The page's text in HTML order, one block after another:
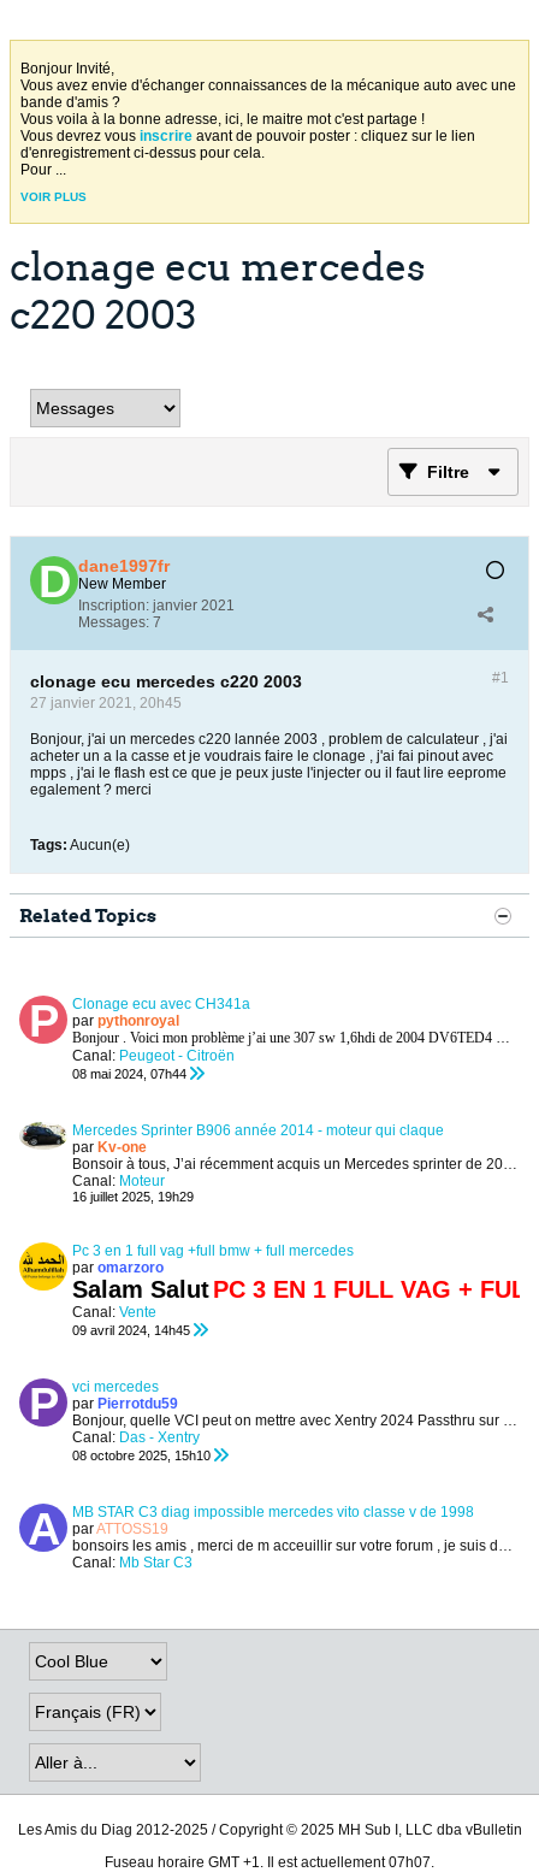
Bonjour Invité,
Vous avez envie d'échanger connaissances de la mécanique auto avec une
bande d'amis ?
Vous voila à la bonne adresse, ici, le maitre mot c'est partage !
Vous devrez vous inscrire avant de pouvoir poster : cliquez sur le lien
d'enregistrement ci-dessus pour cela.
Pour ...
VOIR PLUS
clonage ecu mercedes
c220 2003
Filtre
dane1997fr
New Member
Inscription: janvier 2021
Messages: 7
#1
clonage ecu mercedes c220 2003
27 janvier 2021, 20h45
Bonjour, j'ai un mercedes c220 lannée 2003 , problem de calculateur , j'ai
acheter un a la casse et je voudrais faire le clonage , j'ai fai pinout avec
mpps , j'ai le flash est ce que je peux juste l'injecter ou il faut lire eeprome
egalement ? merci
Tags: Aucun(e)
Related Topics
Clonage ecu avec CH341a
par pythonroyal
Bonjour . Voici mon problème j’ai une 307 sw 1,6hdi de 2004 DV6TED4 Mon
Canal: Peugeot - Citroën
08 mai 2024, 07h44
Mercedes Sprinter B906 année 2014 - moteur qui claque
par Kv-one
Bonsoir à tous, J’ai récemment acquis un Mercedes sprinter de 2014, moteur 906, qui n’a apparemment pas été utilisé depuis presque 2 ans....
Canal: Moteur
16 juillet 2025, 19h29
Pc 3 en 1 full vag +full bmw + full mercedes
par omarzoro
Salam SalutPC 3 EN 1 FULL VAG +
Canal: Vente
09 avril 2024, 14h45
vci mercedes
par Pierrotdu59
Bonjour, quelle VCI peut on mettre avec Xentry 2024 Passthru sur w10 64? Merci
Canal: Das - Xentry
08 octobre 2025, 15h10
MB STAR C3 diag impossible mercedes vito classe v de 1998
parATTOSS19
bonsoirs les amis , merci de m acceuillir sur votre forum , je suis de la correze , a uzerche
Canal: Mb Star C3
Les Amis du Diag 2012-2025 / Copyright © 2025 MH Sub I, LLC dba vBulletin
Fuseau horaire GMT +1. Il est actuellement 07h07.